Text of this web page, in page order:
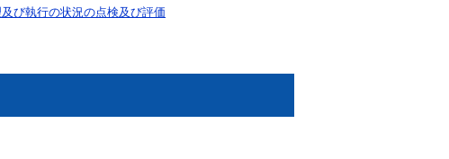
び執行の状況の点検及び評価